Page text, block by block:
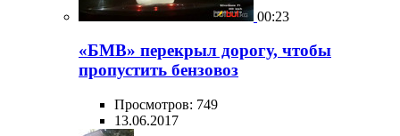
00:23
«БМВ» перекрыл дорогу, чтобы
пропустить бензовоз
Просмотров: 749
13.06.2017